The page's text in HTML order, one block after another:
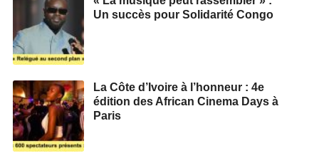
Un succès pour Solidarité Congo
La Côte d’Ivoire à l’honneur : 4e
édition des African Cinema Days à
Paris